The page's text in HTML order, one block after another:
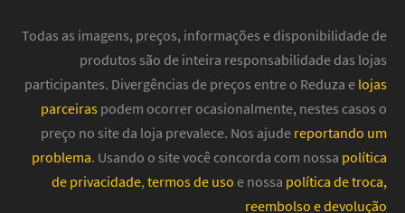
Todas as imagens, preços, informações e disponibilidade de
produtos são de inteira responsabilidade das lojas
participantes. Divergências de preços entre o Reduza e lojas
parceiras podem ocorrer ocasionalmente, nestes casos o
preço no site da loja prevalece. Nos ajude reportando um
problema. Usando o site você concorda com nossa política
de privacidade, termos de uso e nossa política de troca,
reembolso e devolução